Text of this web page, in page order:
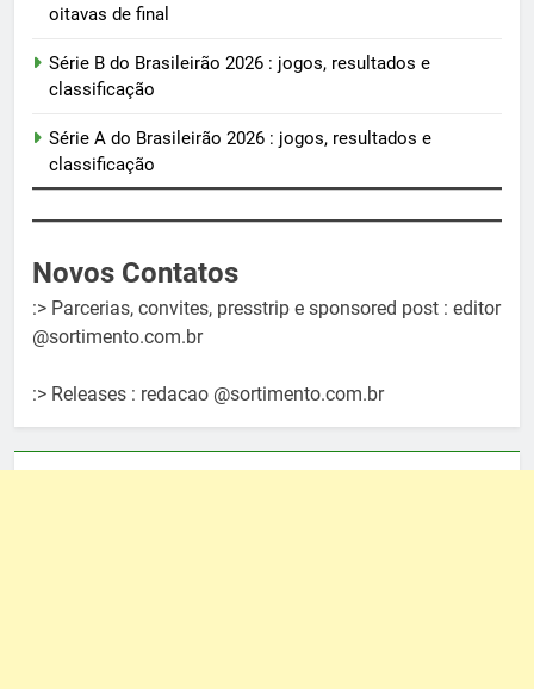
oitavas de final
Série B do Brasileirão 2026 : jogos, resultados e
classificação
Série A do Brasileirão 2026 : jogos, resultados e
classificação
Novos Contatos
:> Parcerias, convites, presstrip e sponsored post : editor
@sortimento.com.br
:> Releases : redacao @sortimento.com.br